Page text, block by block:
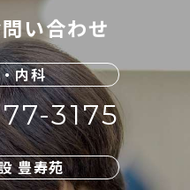
い合わせ
内科
3175
豊寿苑